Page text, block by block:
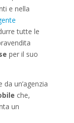
e nella
tutte le
per il suo
un’agenzia
che,
un